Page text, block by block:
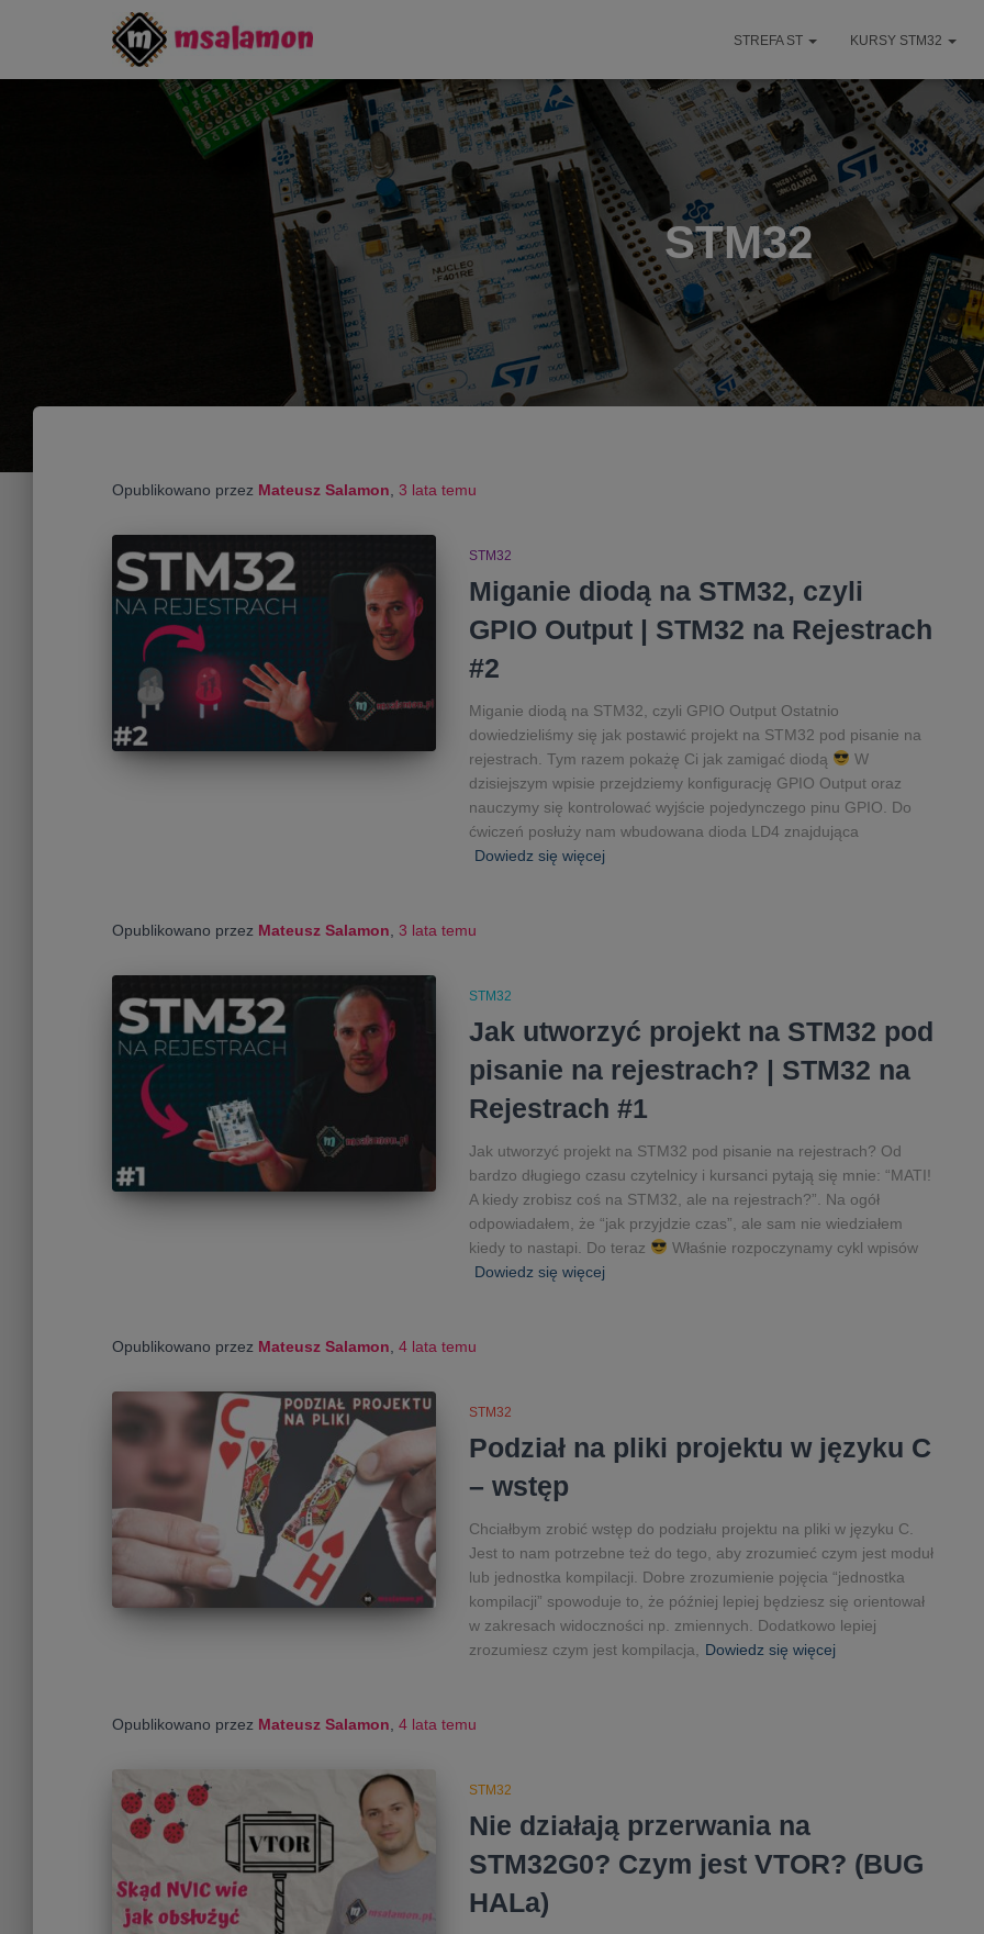
STREFA ST KURSY STM32
STM32
Opublikowano przez Mateusz Salamon 3 lata temu
STM32
Miganie diodą na STM32, czyli
GPIO Output | STM32 na Rejestrach
#2
Miganie diodą na STM32, czyli GPIO Output Ostatnio
dowiedzieliśmy się jak postawić projekt na STM32 pod pisanie na
rejestrach. Tym razem pokażę Ci jak zamigać diodą
W
dzisiejszym wpisie przejdziemy konfigurację GPIO Output oraz
nauczymy się kontrolować wyjście pojedynczego pinu GPIO. Do
ćwiczeń posłuży nam wbudowana dioda LD4 znajdująca
Dowiedz się więcej
Opublikowano przez Mateusz Salamon 3 lata temu
STM32
Jak utworzyć projekt na STM32 pod
pisanie na rejestrach? | STM32 na
Rejestrach #1
Jak utworzyć projekt na STM32 pod pisanie na rejestrach? Od
bardzo długiego czasu czytelnicy i kursanci pytają się mnie: “MATI!
A kiedy zrobisz coś na STM32, ale na rejestrach?”. Na ogół
odpowiadałem, że “jak przyjdzie czas”, ale sam nie wiedziałem
kiedy to nastapi. Do teraz
Właśnie rozpoczynamy cykl wpisów
Dowiedz się więcej
Opublikowano przez Mateusz Salamon 4 lata temu
STM32
Podział na pliki projektu w języku C
– wstęp
Chciałbym zrobić wstęp do podziału projektu na pliki w języku C.
Jest to nam potrzebne też do tego, aby zrozumieć czym jest moduł
lub jednostka kompilacji. Dobre zrozumienie pojęcia “jednostka
kompilacji” spowoduje to, że później lepiej będziesz się orientował
w zakresach widoczności np. zmiennych. Dodatkowo lepiej
zrozumiesz czym jest kompilacja,
Dowiedz się więcej
Opublikowano przez Mateusz Salamon 4 lata temu
STM32
Nie działają przerwania na
STM32G0? Czym jest VTOR? (BUG
HALa)